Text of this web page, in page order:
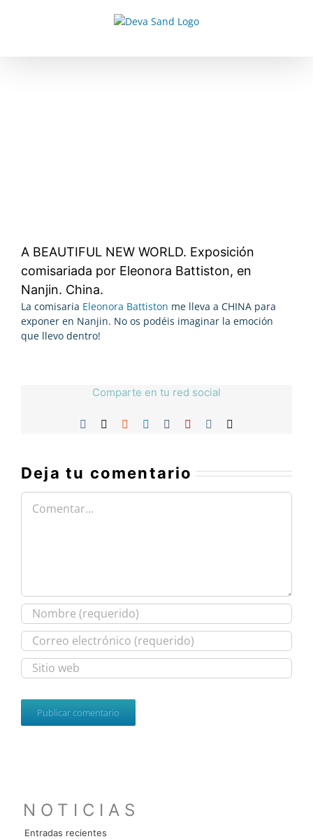
A BEAUTIFUL NEW WORLD. Exposición
comisariada por Eleonora Battiston, en
Nanjin. China.
La comisaria Eleonora Battiston me lleva a CHINA para
exponer en Nanjin. No os podéis imaginar la emoción
que llevo dentro!
Comparte en tu red social
Facebook Reddit LinkedIn
TumblrPinterest
Deja tu comentario
Comentar
NOTICIAS
Entradas recientes